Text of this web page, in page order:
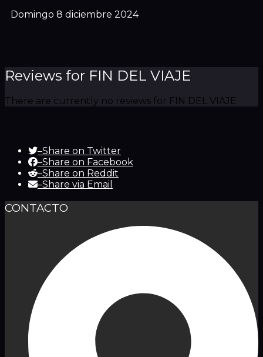
Domingo 8 diciembre 2024
Reviews for FIN DEL VIAJE
There are currently no reviews for FIN DEL VIAJE
–Share on Twitter
–Share on Facebook
–Share on Reddit
–Share via Email
CONTACTO